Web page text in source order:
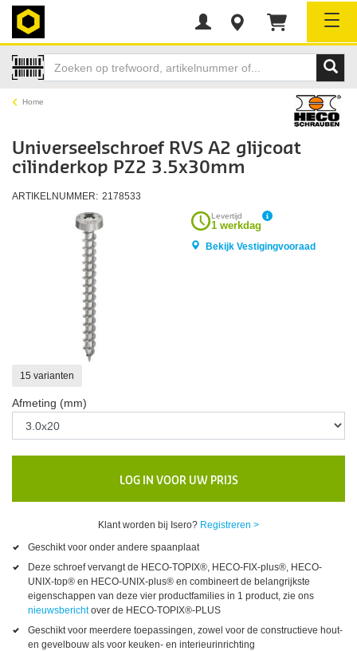
Home
Universeelschroef RVS A2 glijcoat
cilinderkop PZ2 3.5x30mm
ARTIKELNUMMER: 2178533
Levertijd
1 werkdag
Bekijk Vestigingvooraad
15 varianten
Afmeting (mm)
LOG IN VOOR UW PRIJS
Klant worden bij Isero? Registreren >
Geschikt voor onder andere spaanplaat
Deze schroef vervangt de HECO-TOPIX®, HECO-FIX-plus®, HECO-
UNIX-top® en HECO-UNIX-plus® en combineert de belangrijkste
eigenschappen van deze vier productfamilies in 1 product, zie ons
nieuwsberichtover de HECO-TOPIX®-PLUS
Geschikt voor meerdere toepassingen, zowel voor de constructieve hout-
en gevelbouw als voor keuken- en interieurinrichting